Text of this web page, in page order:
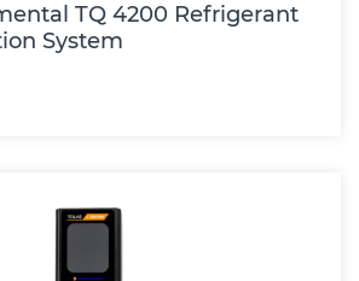
TQ 4200 Refrigerant
System